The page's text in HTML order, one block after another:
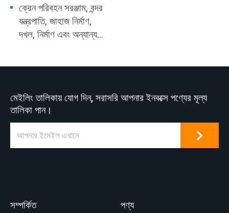
ক্রেন পরিবহন সরঞ্জাম, বন্দর
যন্ত্রপাতি, জাহাজ নির্মাণ,
দখল, নির্মাণ এবং অন্যান্য
মেইলিং তালিকায় যোগ দিন, সরাসরি আপনার ইনবক্সে পণ্যের মূল্য
তালিকা পান।
সম্পর্কিত
পণ্য